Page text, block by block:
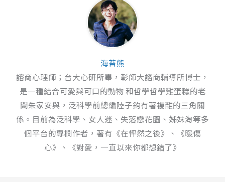
海苔熊
諮商心理師；台大心研所畢，彰師大諮商輔導所博士，
是一種結合可愛與可口的動物 和哲學哲學雞蛋糕的老
闆朱家安與，泛科學前總編陸子鈞有著複雜的三角關
係。目前為泛科學、女人迷、失落戀花園、姊妹淘等多
個平台的專欄作者，著有《在怦然之後》、《暖傷
心》、《對愛，一直以來你都想錯了》